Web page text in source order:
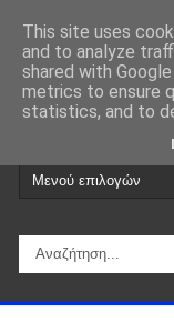
This site uses
and to analyze
shared with
metrics to ensure
statistics, and to